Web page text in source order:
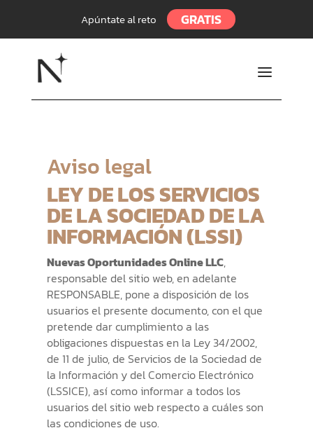
Apúntate al reto GRATIS
a
Aviso legal
LEY DE LOS SERVICIOS
DE LA SOCIEDAD DE LA
INFORMACIÓN (LSSI)
Nuevas Oportunidades Online LLC,
responsable del sitio web, en adelante
RESPONSABLE, pone a disposición de los
usuarios el presente documento, con el que
pretende dar cumplimiento a las
obligaciones dispuestas en la Ley 34/2002,
de 11 de julio, de Servicios de la Sociedad de
la Información y del Comercio Electrónico
(LSSICE), así como informar a todos los
usuarios del sitio web respecto a cuáles son
las condiciones de uso.